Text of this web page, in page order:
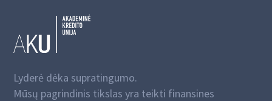
Lyderė dėka supratingumo.
Mūsų pagrindinis tikslas yra teikti finansines